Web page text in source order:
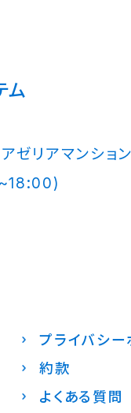
ム
ゼリアマンショ
プライバシー
約款
よくある質問